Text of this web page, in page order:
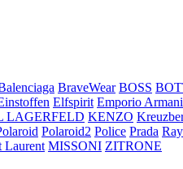
BraveWear BOSS
Elfspirit Emporio Armani
LAGERFELD KENZO
Polaroid2 Police Prada
Laurent MISSONI ZITRONE